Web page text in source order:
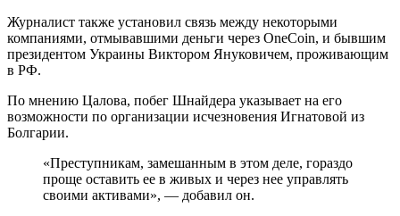
Журналист также установил связь между некоторыми
компаниями, отмывавшими деньги через OneCoin, и бывшим
президентом Украины Виктором Януковичем, проживающим
в РФ.
По мнению Цалова, побег Шнайдера указывает на его
возможности по организации исчезновения Игнатовой из
Болгарии.
«Преступникам, замешанным в этом деле, гораздо
проще оставить ее в живых и через нее управлять
своими активами», — добавил он.